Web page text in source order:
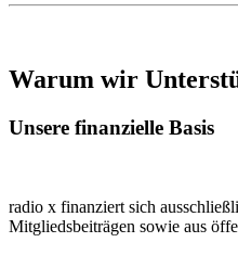
Warum wir
Unsere finanzielle Basis
radio x finanziert sich
Mitgliedsbeiträgen sowie aus